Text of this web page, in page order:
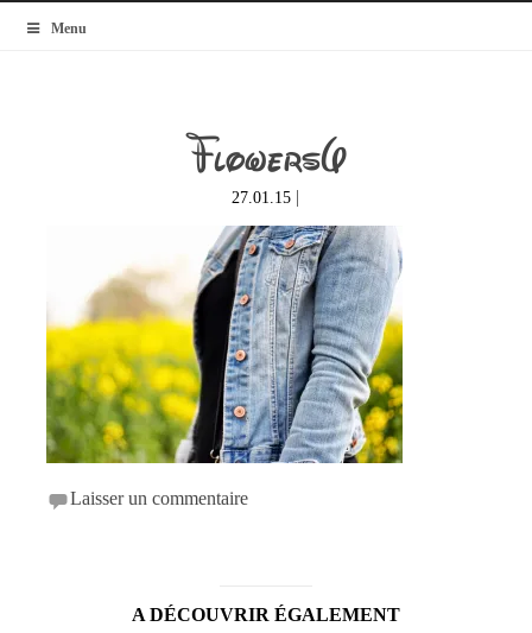
Menu
MyBlogMode
Flowers6
27.01.15 |
Laisser un commentaire
A DÉCOUVRIR ÉGALEMENT